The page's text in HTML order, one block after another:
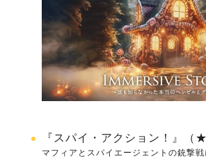
『スパイ・アクション！』（★
マフィアとスパイエージェントの銃撃